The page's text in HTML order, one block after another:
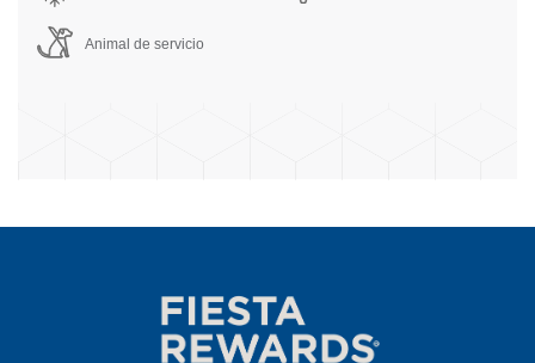
Animal de servicio